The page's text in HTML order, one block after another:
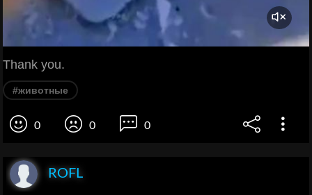
Thank you.
#животные
0 0 0
ROFL